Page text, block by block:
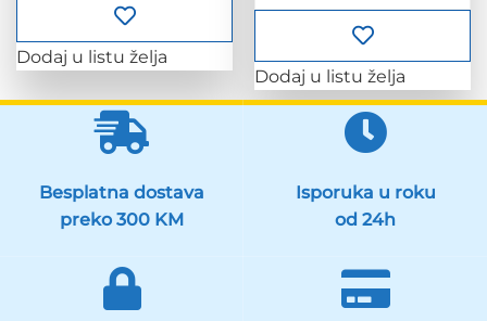
Dodaj u listu želja
Dodaj u listu želja
Besplatna dostava
preko 300 KM
Isporuka u roku
od 24h